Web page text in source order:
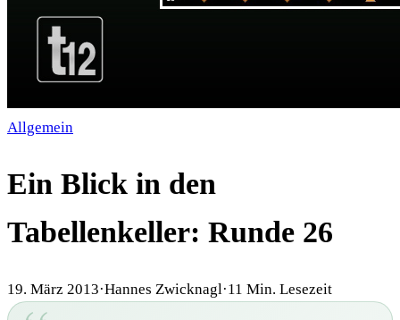
Allgemein
Ein Blick in den
Tabellenkeller: Runde 26
19. März 2013·Hannes Zwicknagl ·11 Min. Lesezeit